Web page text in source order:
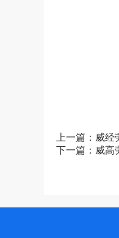
上一篇：威
下一篇：威高